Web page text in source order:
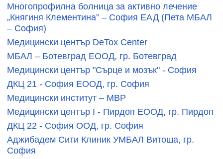
Многопрофилна болница за активно лечение
„Княгиня Клементина” – София EАД (Пета МБАЛ
– София)
Медицински център DeTox Center
МБАЛ – Ботевград ЕООД, гр. Ботевград
Медицински център "Сърце и мозък" - София
ДКЦ 21 - София ЕООД, гр. София
Медицински институт – МВР
Медицински център I - Пирдоп ЕООД, гр. Пирдоп
ДКЦ 22 - София ООД, гр. София
Аджибадем Сити Клиник УМБАЛ Витоша, гр.
София